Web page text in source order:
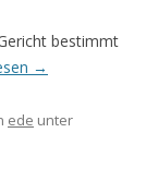
bestimmt
→
ede unter